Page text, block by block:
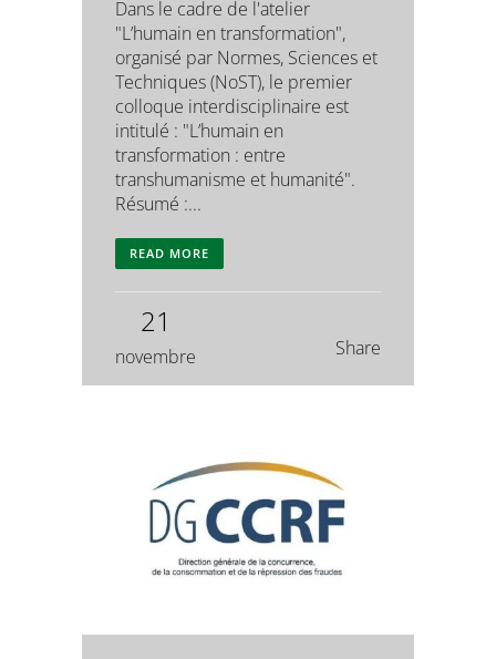
Dans le cadre de l'atelier
"L’humain en transformation",
organisé par Normes, Sciences et
Techniques (NoST), le premier
colloque interdisciplinaire est
intitulé : "L’humain en
transformation : entre
transhumanisme et humanité".
Résumé :...
READ MORE
21
novembre Share